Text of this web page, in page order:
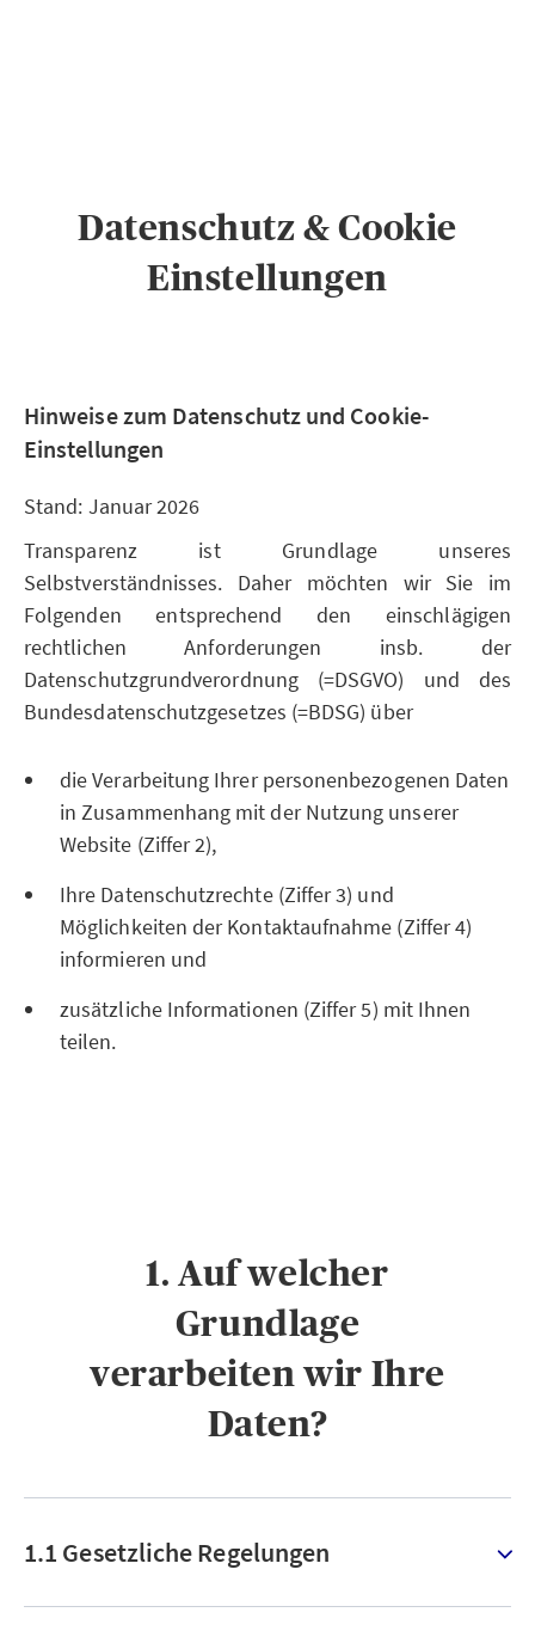
Datenschutz & Cookie
Einstellungen
Hinweise zum Datenschutz und Cookie-
Einstellungen
Stand: Januar 2026
Transparenz ist Grundlage unseres
Selbstverständnisses. Daher möchten wir Sie im
Folgenden entsprechend den einschlägigen
rechtlichen Anforderungen insb. der
Datenschutzgrundverordnung (=DSGVO) und des
Bundesdatenschutzgesetzes (=BDSG) über
die Verarbeitung Ihrer personenbezogenen Daten
in Zusammenhang mit der Nutzung unserer
Website (Ziffer 2),
Ihre Datenschutzrechte (Ziffer 3) und
Möglichkeiten der Kontaktaufnahme (Ziffer 4)
informieren und
zusätzliche Informationen (Ziffer 5) mit Ihnen
teilen.
1. Auf welcher
Grundlage
verarbeiten wir Ihre
Daten?
1.1 Gesetzliche Regelungen